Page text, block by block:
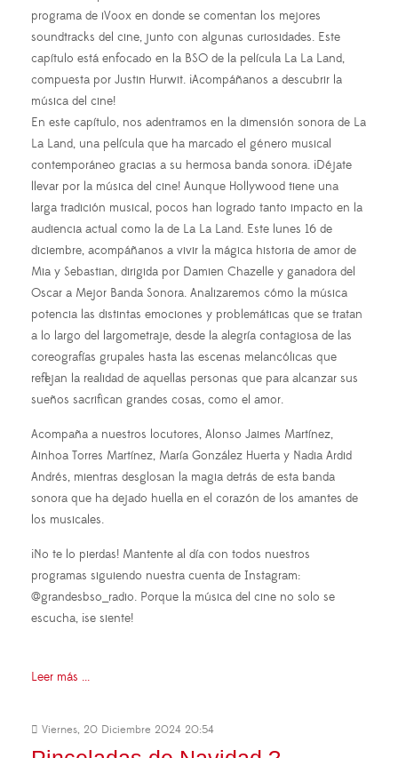
programa de iVoox en donde se comentan los mejores
soundtracks del cine, junto con algunas curiosidades. Este
capítulo está enfocado en la BSO de la película La La Land,
compuesta por Justin Hurwit. ¡Acompáñanos a descubrir la
música del cine!
En este capítulo, nos adentramos en la dimensión sonora de La
La Land, una película que ha marcado el género musical
contemporáneo gracias a su hermosa banda sonora. ¡Déjate
llevar por la música del cine! Aunque Hollywood tiene una
larga tradición musical, pocos han logrado tanto impacto en la
audiencia actual como la de La La Land. Este lunes 16 de
diciembre, acompáñanos a vivir la mágica historia de amor de
Mia y Sebastian, dirigida por Damien Chazelle y ganadora del
Oscar a Mejor Banda Sonora. Analizaremos cómo la música
potencia las distintas emociones y problemáticas que se tratan
a lo largo del largometraje, desde la alegría contagiosa de las
coreografías grupales hasta las escenas melancólicas que
reflejan la realidad de aquellas personas que para alcanzar sus
sueños sacrifican grandes cosas, como el amor.
Acompaña a nuestros locutores, Alonso Jaimes Martínez,
Ainhoa Torres Martínez, María González Huerta y Nadia Ardid
Andrés, mientras desglosan la magia detrás de esta banda
sonora que ha dejado huella en el corazón de los amantes de
los musicales.
¡No te lo pierdas! Mantente al día con todos nuestros
programas siguiendo nuestra cuenta de Instagram:
@grandesbso_radio. Porque la música del cine no solo se
escucha, ¡se siente!
Leer más ...
Viernes, 20 Diciembre 2024 20:54